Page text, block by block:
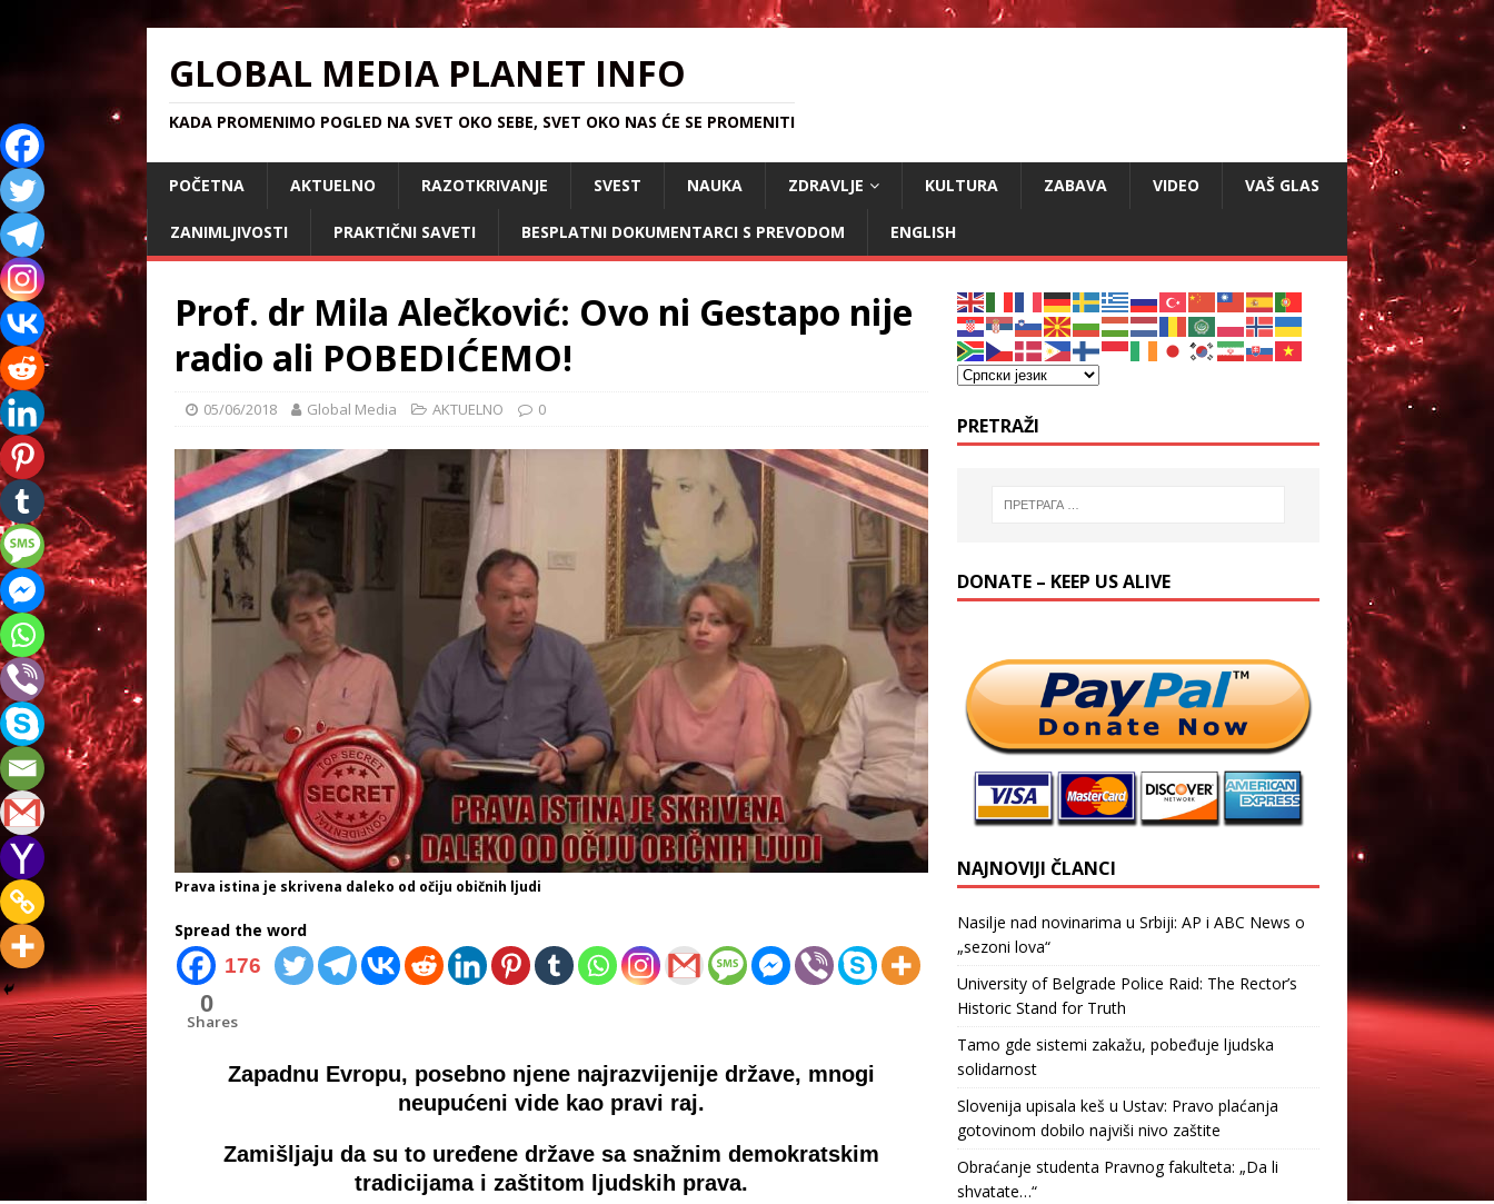
GLOBAL MEDIA PLANET INFO
KADA PROMENIMO POGLED NA SVET OKO SEBE, SVET OKO NAS ĆE SE PROMENITI
POČETNA AKTUELNO RAZOTKRIVANJE SVEST NAUKA ZDRAVLJE KULTURA ZABAVA VIDEO VAŠ GLAS
ZANIMLJIVOSTI PRAKTIČNI SAVETI BESPLATNI DOKUMENTARCI S PREVODOM ENGLISH
Prof. dr Mila Alečković: Ovo ni Gestapo nije
radio ali POBEDIĆEMO!
05/06/2018 Global Media AKTUELNO 0
Prava istina je skrivena daleko od očiju običnih ljudi
Spread the word
176
0
Shares
Zapadnu Evropu, posebno njene najrazvijenije države, mnogi
neupućeni vide kao pravi raj.
Zamišljaju da su to uređene države sa snažnim demokratskim
tradicijama i zaštitom ljudskih prava.
PRETRAŽI
DONATE – KEEP US ALIVE
NAJNOVIJI ČLANCI
Nasilje nad novinarima u Srbiji: AP i ABC News o
„sezoni lova“
University of Belgrade Police Raid: The Rector’s
Historic Stand for Truth
Tamo gde sistemi zakažu, pobeđuje ljudska
solidarnost
Slovenija upisala keš u Ustav: Pravo plaćanja
gotovinom dobilo najviši nivo zaštite
Obraćanje studenta Pravnog fakulteta: „Da li
shvatate…“